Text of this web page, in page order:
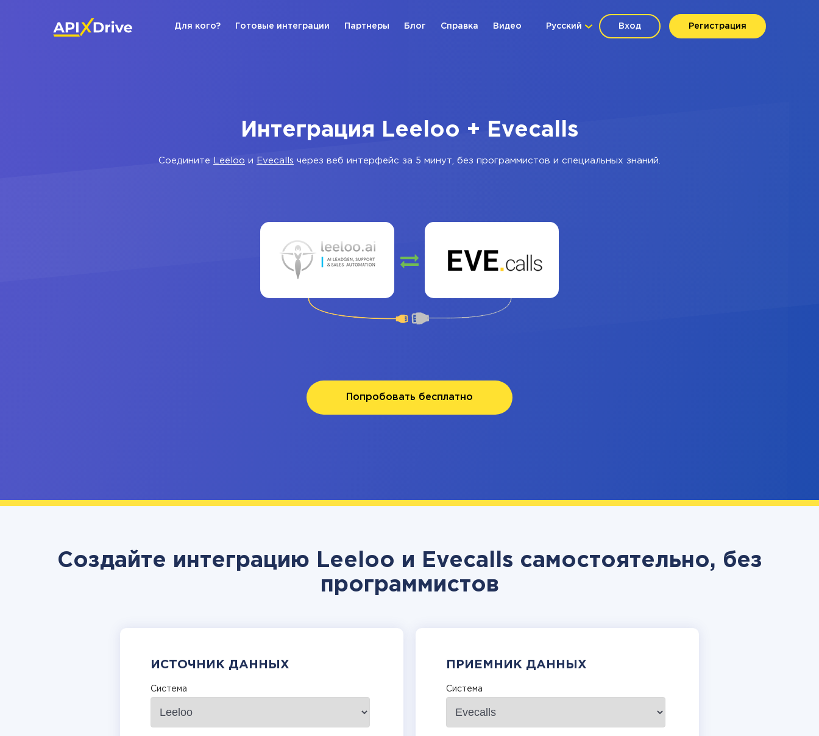
Вход Регистрация
Русский
Для кого? Готовые интеграции Партнеры Блог Справка Видео
Интеграция Leeloo + Evecalls
Соедините Leeloo и Evecalls через веб интерфейс за 5 минут, без программистов и специальных знаний.
Попробовать бесплатно
Создайте интеграцию Leeloo и Evecalls самостоятельно, без
программистов
ИСТОЧНИК ДАННЫХ
Система
ПРИЕМНИК ДАННЫХ
Система